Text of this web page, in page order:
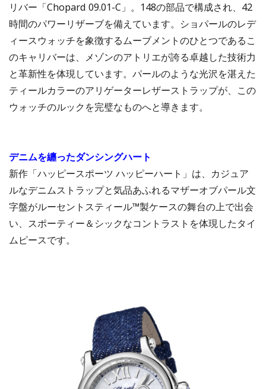
リバー「Chopard 09.01-C」。148の部品で構成され、42
時間のパワーリザーブを備えています。ショパールのレデ
ィースウォッチを象徴するムーブメントのひとつであるこ
のキャリバーは、メゾンのアトリエが誇る卓越した技術力
と革新性を体現しています。パールのような光沢を湛えた
ティールカラーのアリゲーターレザーストラップが、この
ウォッチのルックを完璧なものへと導きます。
デニムを纏ったダンシングハート
新作「ハッピースポーツ ハッピーハート」は、カジュア
ルなデニムストラップと気品あふれるマザーオブパール文
字盤がルーセントスティール™製ケースの舞台の上で出会
い、スポーティー＆シックなコントラストを体現したタイ
ムピースです。